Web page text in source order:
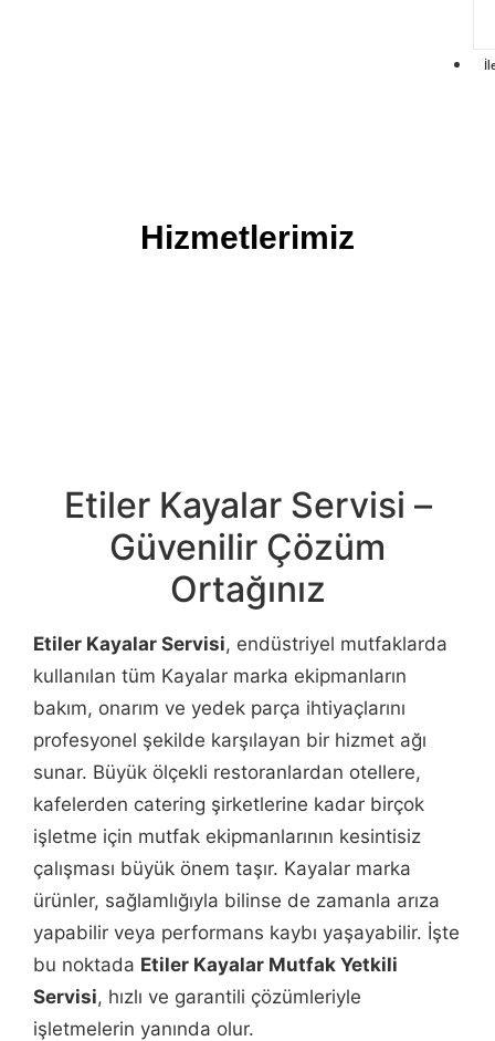
Hizmetlerimiz
Etiler Kayalar Servisi –
Güvenilir Çözüm
Ortağınız
Etiler Kayalar Servisi, endüstriyel mutfaklarda
kullanılan tüm Kayalar marka ekipmanların
bakım, onarım ve yedek parça ihtiyaçlarını
profesyonel şekilde karşılayan bir hizmet ağı
sunar. Büyük ölçekli restoranlardan otellere,
kafelerden catering şirketlerine kadar birçok
işletme için mutfak ekipmanlarının kesintisiz
çalışması büyük önem taşır. Kayalar marka
ürünler, sağlamlığıyla bilinse de zamanla arıza
yapabilir veya performans kaybı yaşayabilir. İşte
bu noktada Etiler Kayalar Mutfak Yetkili
Servisi, hızlı ve garantili çözümleriyle
işletmelerin yanında olur.